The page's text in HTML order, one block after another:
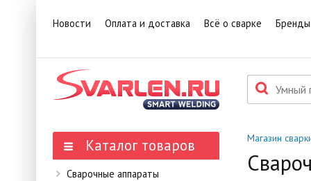
Новости Оплата и доставка Всё о сварке Бренды
Каталог товаров
Сварочные аппараты
Магазин